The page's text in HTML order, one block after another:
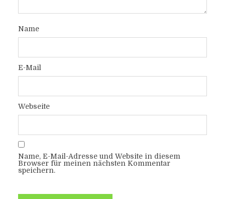
Name
E-Mail
Webseite
Name, E-Mail-Adresse und Website in diesem
Browser für meinen nächsten Kommentar
speichern.